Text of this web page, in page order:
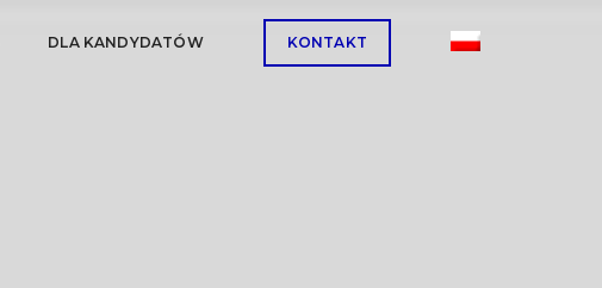
DLA KANDYDATÓW KONTAKT